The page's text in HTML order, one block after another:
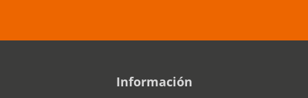
Información